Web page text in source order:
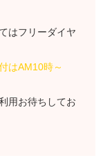
はフリーダイヤ
付はAM10時～
用お待ちしてお